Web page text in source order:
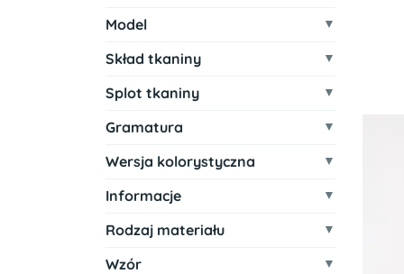
Model
Skład tkaniny
Splot tkaniny
Gramatura
Wersja kolorystyczna
Informacje
Rodzaj materiału
Wzór